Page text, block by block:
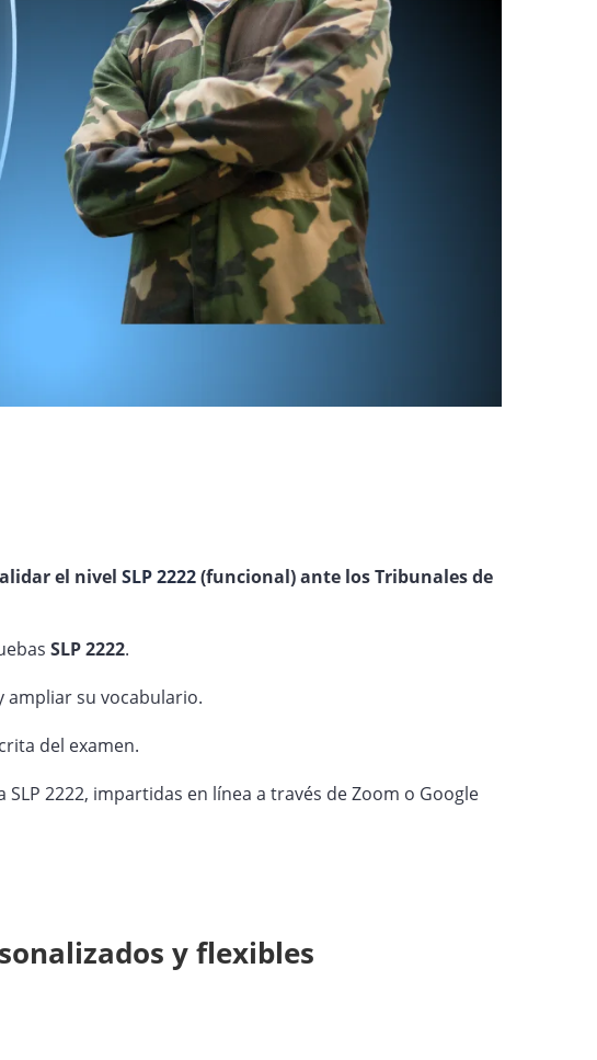
el nivel SLP 2222(funcional) ante los Tribunales de
SLP 2222.
ampliar su vocabulario.
del examen.
2222, impartidas en línea a través de Zoom o Google
y flexibles